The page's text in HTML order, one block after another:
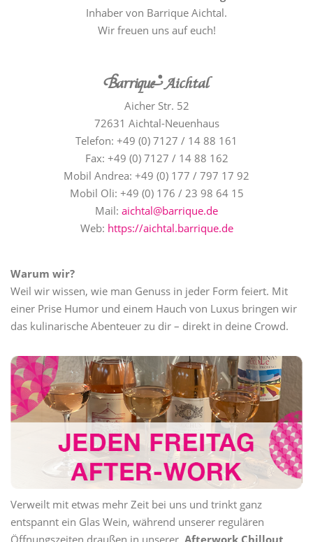
Inhaber von Barrique Aichtal.
Wir freuen uns auf euch!
Barrique Aichtal
Aicher Str. 52
72631 Aichtal-Neuenhaus
Telefon: +49 (0) 7127 / 14 88 161
Fax: +49 (0) 7127 / 14 88 162
Mobil Andrea: +49 (0) 177 / 797 17 92
Mobil Oli: +49 (0) 176 / 23 98 64 15
Mail: aichtal@barrique.de
Web: https://aichtal.barrique.de
Warum wir?
Weil wir wissen, wie man Genuss in jeder Form feiert. Mit
einer Prise Humor und einem Hauch von Luxus bringen wir
das kulinarische Abenteuer zu dir – direkt in deine Crowd.
Verweilt mit etwas mehr Zeit bei uns und trinkt ganz
entspannt ein Glas Wein, während unserer regulären
Öffnungszeiten draußen in unserer Afterwork Chillout